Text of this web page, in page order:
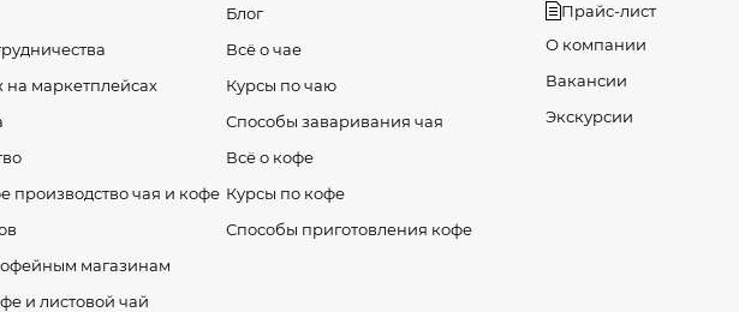
маркетплейсах
производство чая и кофе
магазинам
и листовой чай
Блог
Всё о чае
Курсы по чаю
Способы заваривания чая
Всё о кофе
Курсы по кофе
Способы приготовления кофе
Прайс-лист
О компании
Вакансии
Экскурсии